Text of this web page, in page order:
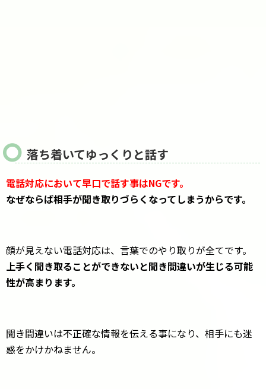
落ち着いてゆっくりと話す
電話対応において早口で話す事はNGです。
なぜならば相手が聞き取りづらくなってしまうからです。
顔が見えない電話対応は、言葉でのやり取りが全てです。
上手く聞き取ることができないと聞き間違いが生じる可能
性が高まります。
聞き間違いは不正確な情報を伝える事になり、相手にも迷
惑をかけかねません。